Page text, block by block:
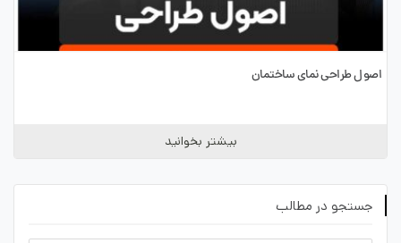
اصول طراحی نمای ساختمان
بیشتر بخوانید
جستجو در مطالب